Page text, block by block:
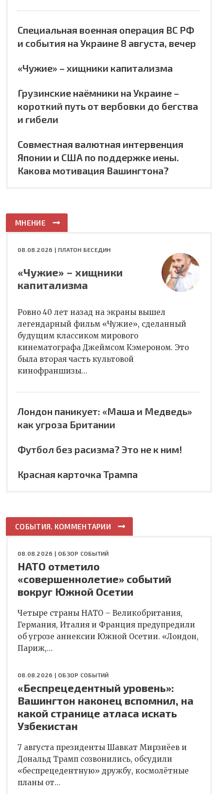
Специальная военная операция ВС РФ
и события на Украине 8 августа, вечер
«Чужие» – хищники капитализма
Грузинские наёмники на Украине –
короткий путь от вербовки до бегства
и гибели
Совместная валютная интервенция
Японии и США по поддержке иены.
Какова мотивация Вашингтона?
МНЕНИЕ
08.08.2026 | ПЛАТОН БЕСЕДИН
«Чужие» – хищники
капитализма
Ровно 40 лет назад на экраны вышел
легендарный фильм «Чужие», сделанный
будущим классиком мирового
кинематографа Джеймсом Кэмероном. Это
была вторая часть культовой
кинофраншизы…
Лондон паникует: «Маша и Медведь»
как угроза Британии
Футбол без расизма? Это не к ним!
Красная карточка Трампа
СОБЫТИЯ. КОММЕНТАРИИ
08.08.2026 | ОБЗОР СОБЫТИЙ
НАТО отметило
«совершеннолетие» событий
вокруг Южной Осетии
Четыре страны НАТО – Великобритания,
Германия, Италия и Франция предупредили
об угрозе аннексии Южной Осетии. «Лондон,
Париж,…
08.08.2026 | ОБЗОР СОБЫТИЙ
«Беспрецедентный уровень»:
Вашингтон наконец вспомнил, на
какой странице атласа искать
Узбекистан
7 августа президенты Шавкат Мирзиёев и
Дональд Трамп созвонились, обсудили
«беспрецедентную» дружбу, космолётные
планы от…